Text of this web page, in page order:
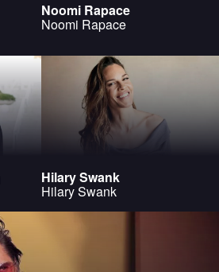
Noomi Rapace
Noomi Rapace
Hilary Swank
Hilary Swank